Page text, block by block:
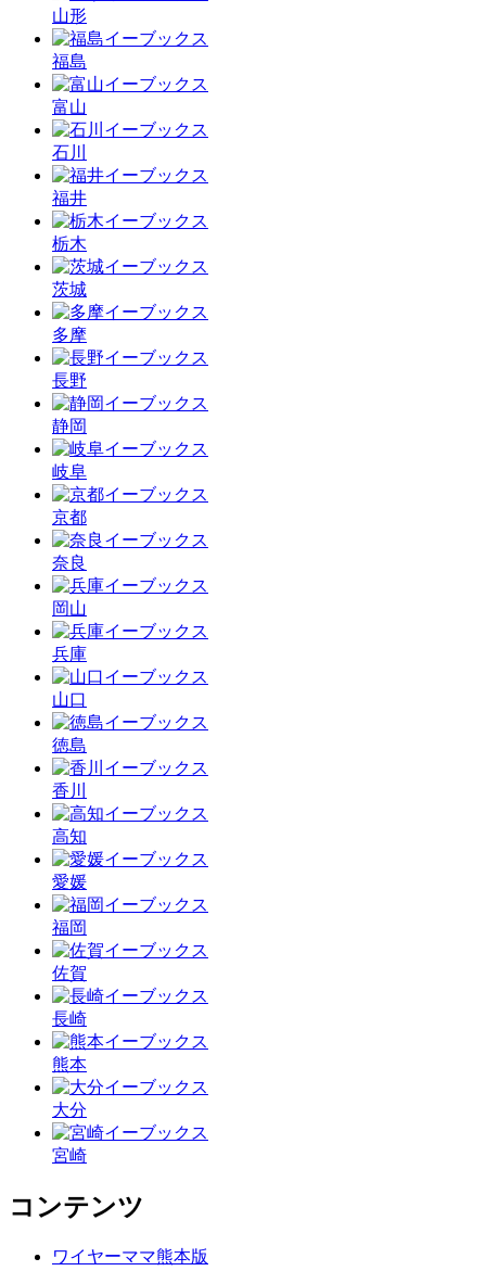
山形
福島
富山
石川
福井
栃木
茨城
多摩
長野
静岡
岐阜
京都
奈良
岡山
兵庫
山口
徳島
香川
高知
愛媛
福岡
佐賀
長崎
熊本
大分
宮崎
コンテンツ
ワイヤーママ熊本版